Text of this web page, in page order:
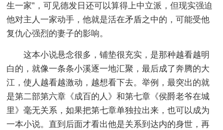
生一家”，可见德发日还可以算得上中立派，但现实强迫
他对主人一家动手，他就是活在矛盾之中的，可能受他
复仇心强烈的妻子的影响。
这本小说悬念很多，铺垫很充实，是那种越看越明
白的，就像一条条小溪逐一地汇聚，最后成了奔腾的大
江，使人越看越激动，越想看下去。举例，最突出的就
是第二部第六章《成百的人》和第七章《侯爵老爷在城
里》毫无关系，如果把第七章单独拉出来，也可以成为
一本小说。直到后面才看出他是关系到达内的身世，再